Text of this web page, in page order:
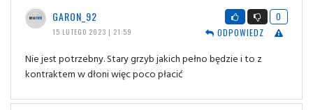
GARON_92
15 LUTEGO 2023 | 21:59
0
ODPOWIEDZ
Nie jest potrzebny. Stary grzyb jakich pełno będzie i to z
kontraktem w dłoni więc poco płacić